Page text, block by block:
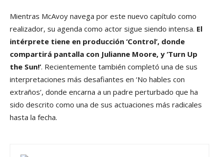
Mientras McAvoy navega por este nuevo capítulo como
realizador, su agenda como actor sigue siendo intensa. El
intérprete tiene en producción ‘Control’, donde
compartirá pantalla con Julianne Moore, y ‘Turn Up
the Sun!’. Recientemente también completó una de sus
interpretaciones más desafiantes en ‘No hables con
extraños’, donde encarna a un padre perturbado que ha
sido descrito como una de sus actuaciones más radicales
hasta la fecha.